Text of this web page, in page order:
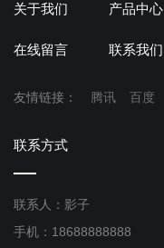
关于我们 产品中心
在线留言 联系我们
友情链接： 腾讯 百度
联系方式
联系人：影子
手机：18688888888